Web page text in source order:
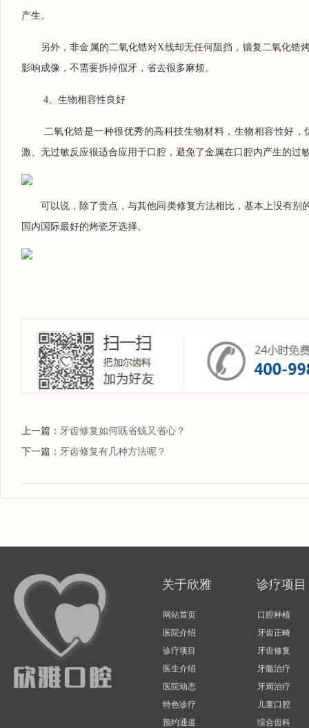
产生。
另外，非金属的二氧化锆对X线却无任何阻挡，镶复二氧化锆
影响成像，不需要拆掉假牙，省去很多麻烦。
4、生物相容性良好
二氧化锆是一种很优秀的高科技生物材料，生物相容性好
激、无过敏反应很适合应用于口腔，避免了金属在口腔内产生的过
可以说，除了贵点，与其他同类修复方法相比，基本上没有
国内国际最好的烤瓷牙选择。
上一篇： 牙齿修复如何既省钱又省心？
下一篇： 牙齿修复有几种方法呢？
关于欣雅
网站首页
医院介绍
诊疗项目
医生介绍
医院动态
特色诊疗
预约通道
诊疗项目
口腔种植
牙齿正畸
牙齿修复
牙髓治疗
牙周治疗
儿童口腔
综合齿科